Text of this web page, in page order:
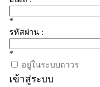
*
รหัสผ่าน :
*
อยู่ในระบบถาวร
เข้าสู่ระบบ